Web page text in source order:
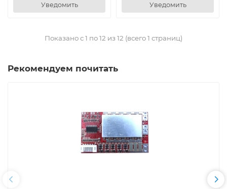
Уведомить Уведомить
Показано с 1 по 12 из 12 (всего 1 страниц)
Рекомендуем почитать